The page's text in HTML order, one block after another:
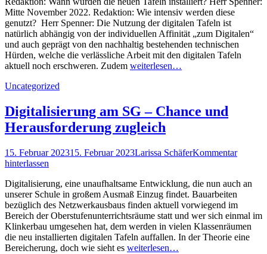
Mitte November 2022. Redaktion: Wie intensiv werden diese
genutzt? Herr Spenner: Die Nutzung der digitalen Tafeln ist
natürlich abhängig von der individuellen Affinität „zum Digitalen“
und auch geprägt von den nachhaltig bestehenden technischen
Hürden, welche die verlässliche Arbeit mit den digitalen Tafeln
aktuell noch erschweren. Zudem weiterlesen…
Kategorien
Uncategorized
Digitalisierung am SG – Chance und
Herausforderung zugleich
Posted
on
15. Februar 202315. Februar 2023Autor
Larissa SchäferKommentar
hinterlassen
Digitalisierung, eine unaufhaltsame Entwicklung, die nun auch an
unserer Schule in großem Ausmaß Einzug findet. Bauarbeiten
bezüglich des Netzwerkausbaus finden aktuell vorwiegend im
Bereich der Oberstufenunterrichtsräume statt und wer sich einmal im
Klinkerbau umgesehen hat, dem werden in vielen Klassenräumen
die neu installierten digitalen Tafeln auffallen. In der Theorie eine
Bereicherung, doch wie sieht es weiterlesen…